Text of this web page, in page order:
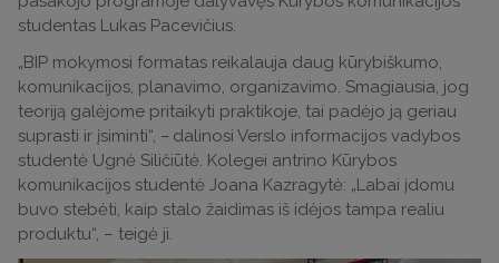
studentas Lukas Pacevičius.
„BIP mokymosi formatas reikalauja daug kūrybiškumo,
komunikacijos, planavimo, organizavimo. Smagiausia, jog
teoriją galėjome pritaikyti praktikoje, tai padėjo ją geriau
suprasti ir įsiminti“, – dalinosi Verslo informacijos vadybos
studentė Ugnė Siličiūtė. Kolegei antrino Kūrybos
komunikacijos studentė Joana Kazragytė: „Labai įdomu
buvo stebėti, kaip stalo žaidimas iš idėjos tampa realiu
produktu“, – teigė ji.